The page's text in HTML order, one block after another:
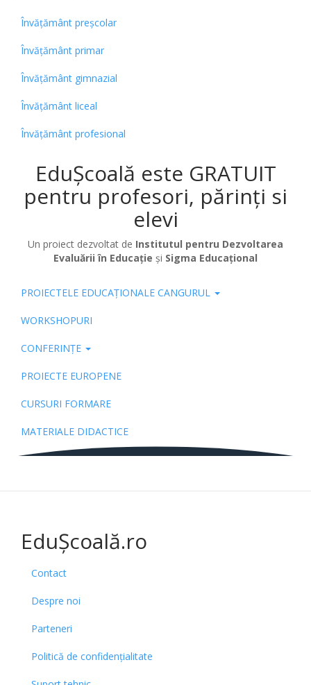
Învățământ preșcolar
Învățământ primar
Învățământ gimnazial
Învățământ liceal
Învățământ profesional
EduȘcoală este GRATUIT
pentru profesori, părinți si
elevi
Un proiect dezvoltat de Institutul pentru Dezvoltarea
Evaluării în Educație și Sigma Educațional
Pub
PROIECTELE EDUCAȚIONALE CANGURUL
WORKSHOPURI
CONFERINȚE
PROIECTE EUROPENE
CURSURI FORMARE
MATERIALE DIDACTICE
EduȘcoală.ro
Contact
Despre noi
Parteneri
Politică de confidențialitate